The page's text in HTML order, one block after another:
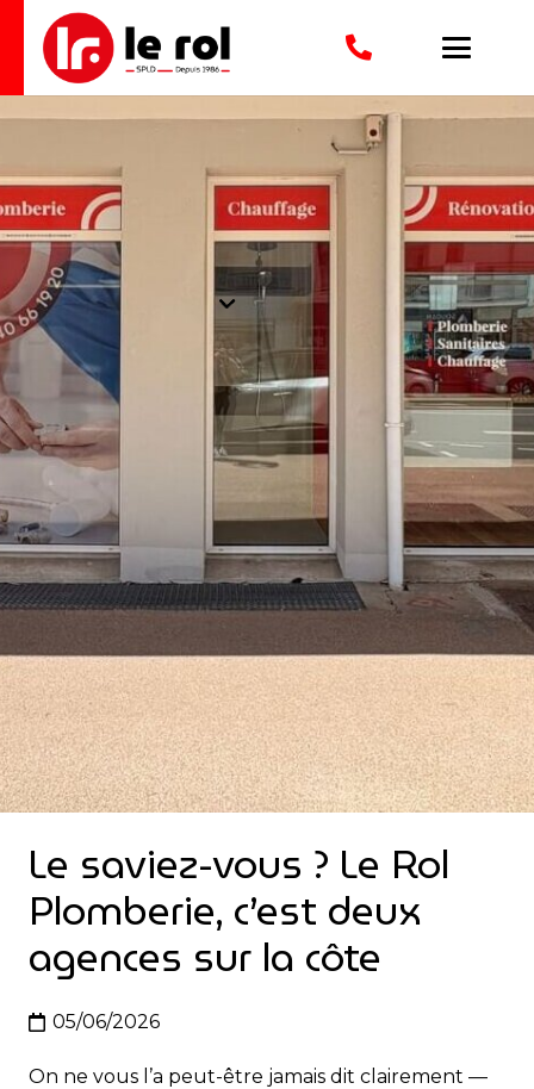
Le saviez-vous ? Le Rol
Plomberie, c’est deux
agences sur la côte
05/06/2026
On ne vous l’a peut-être jamais dit clairement —